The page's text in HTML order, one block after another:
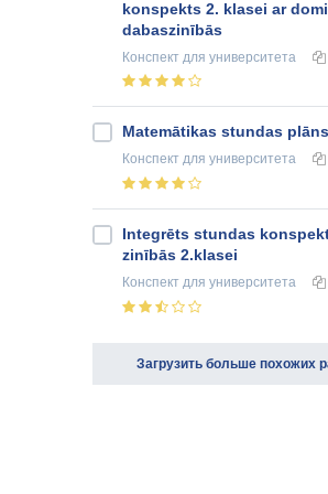
konspekts 2. klasei ar
dabaszinībās
Конспект для университета
Matemātikas stundas
Конспект для университета
Integrēts stundas
zinībās 2.klasei
Конспект для университета
Загрузить больше похожих